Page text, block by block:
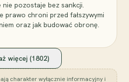
nie pozostaje bez sankcji.
prawo chroni przed fałszywymi
oraz jak budować obronę.
więcej (1802)
charakter wyłącznie informacyjny i